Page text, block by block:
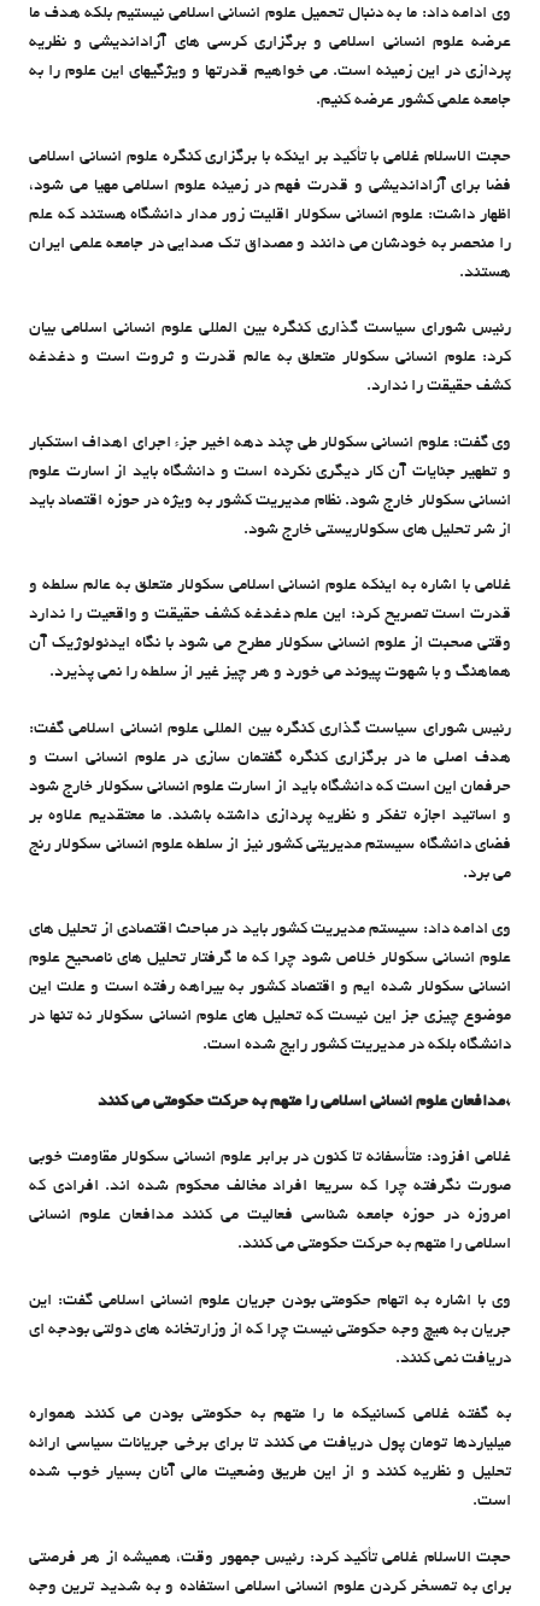
وی ادامه داد: ما به دنبال تحمیل علوم انسانی اسلامی نیستیم بلکه هدف ما
عرضه علوم انسانی اسلامی و برگزاری کرسی های آزاداندیشی و نظریه
پردازی در این زمینه است. می خواهیم قدرتها و ویژگیهای این علوم را به
جامعه علمی کشور عرضه کنیم.
حجت الاسلام غلامی با تأکید بر اینکه با برگزاری کنگره علوم انسانی اسلامی
فضا برای آزاداندیشی و قدرت فهم در زمینه علوم اسلامی مهیا می شود،
اظهار داشت: علوم انسانی سکولار اقلیت زور مدار دانشگاه هستند که علم
را منحصر به خودشان می دانند و مصداق تک صدایی در جامعه علمی ایران
هستند.
رئیس شورای سیاست گذاری کنگره بین المللی علوم انسانی اسلامی بیان
کرد: علوم انسانی سکولار متعلق به عالم قدرت و ثروت است و دغدغه
کشف حقیقت را ندارد.
وی گفت: علوم انسانی سکولار طی چند دهه اخیر جزء اجرای اهداف استکبار
و تطهیر جنایات آن کار دیگری نکرده است و دانشگاه باید از اسارت علوم
انسانی سکولار خارج شود. نظام مدیریت کشور به ویژه در حوزه اقتصاد باید
از شر تحلیل های سکولاریستی خارج شود.
غلامی با اشاره به اینکه علوم انسانی اسلامی سکولار متعلق به عالم سلطه و
قدرت است تصریح کرد: این علم دغدغه کشف حقیقت و واقعیت را ندارد
وقتی صحبت از علوم انسانی سکولار مطرح می شود با نگاه ایدئولوژیک آن
هماهنگ و با شهوت پیوند می خورد و هر چیز غیر از سلطه را نمی پذیرد.
رئیس شورای سیاست گذاری کنگره بین المللی علوم انسانی اسلامی گفت:
هدف اصلی ما در برگزاری کنگره گفتمان سازی در علوم انسانی است و
حرفمان این است که دانشگاه باید از اسارت علوم انسانی سکولار خارج شود
و اساتید اجازه تفکر و نظریه پردازی داشته باشند. ما معتقدیم علاوه بر
فضای دانشگاه سیستم مدیریتی کشور نیز از سلطه علوم انسانی سکولار رنج
می برد.
وی ادامه داد: سیستم مدیریت کشور باید در مباحث اقتصادی از تحلیل های
علوم انسانی سکولار خلاص شود چرا که ما گرفتار تحلیل های ناصحیح علوم
انسانی سکولار شده ایم و اقتصاد کشور به بیراهه رفته است و علت این
موضوع چیزی جز این نیست که تحلیل های علوم انسانی سکولار نه تنها در
دانشگاه بلکه در مدیریت کشور رایج شده است.
*مدافعان علوم انسانی اسلامی را متهم به حرکت حکومتی می کنند
غلامی افزود: متأسفانه تا کنون در برابر علوم انسانی سکولار مقاومت خوبی
صورت نگرفته چرا که سریعا افراد مخالف محکوم شده اند. افرادی که
امروزه در حوزه جامعه شناسی فعالیت می کنند مدافعان علوم انسانی
اسلامی را متهم به حرکت حکومتی می کنند.
وی با اشاره به اتهام حکومتی بودن جریان علوم انسانی اسلامی گفت: این
جریان به هیچ وجه حکومتی نیست چرا که از وزارتخانه های دولتی بودجه ای
دریافت نمی کنند.
به گفته‌ غلامی کسانیکه ما را متهم به حکومتی بودن می کنند همواره
میلیاردها تومان پول دریافت می کنند تا برای برخی جریانات سیاسی ارائه
تحلیل و نظریه کنند و از این طریق وضعیت مالی آنان بسیار خوب شده
است.
حجت الاسلام غلامی تأکید کرد: رئیس جمهور وقت، همیشه از هر فرصتی
برای به تمسخر کردن علوم انسانی اسلامی استفاده و به شدید ترین وجه